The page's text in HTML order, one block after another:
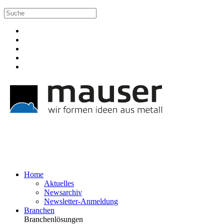
Home
Aktuelles
Newsarchiv
Newsletter-Anmeldung
Branchen
Branchenlösungen